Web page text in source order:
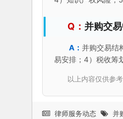
并购交
并购交易结
易安排；4）税收筹
以上内容仅供参
律师服务动态 并